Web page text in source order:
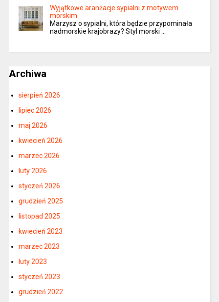
Wyjątkowe aranżacje sypialni z motywem
morskim
Marzysz o sypialni, która będzie przypominała
nadmorskie krajobrazy? Styl morski …
Archiwa
sierpień 2026
lipiec 2026
maj 2026
kwiecień 2026
marzec 2026
luty 2026
styczeń 2026
grudzień 2025
listopad 2025
kwiecień 2023
marzec 2023
luty 2023
styczeń 2023
grudzień 2022